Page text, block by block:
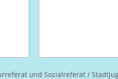
und Sozialreferat /